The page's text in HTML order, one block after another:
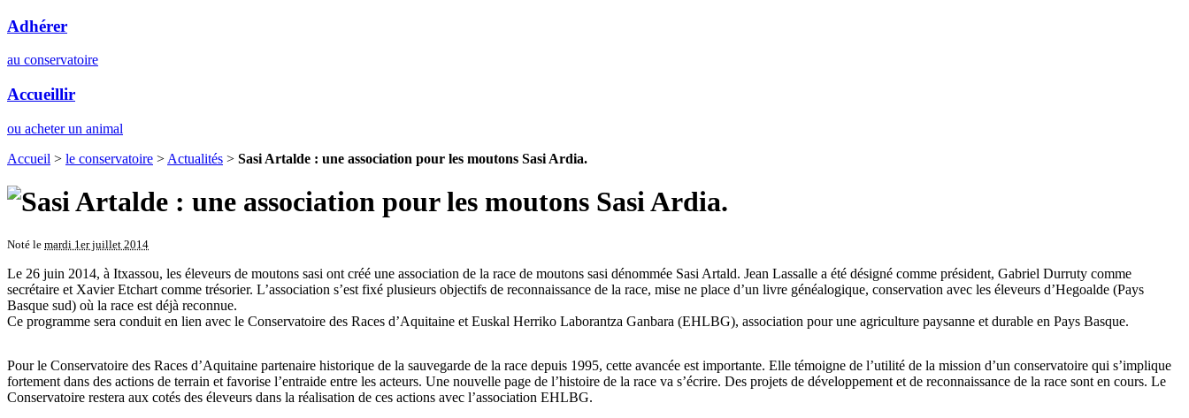
Adhérer
au conservatoire
Accueillir
ou acheter un animal
Accueil > le conservatoire > Actualités > Sasi Artalde : une association pour les moutons Sasi Ardia.
Noté le mardi 1er juillet 2014
Le 26 juin 2014, à Itxassou, les éleveurs de moutons sasi ont créé une association de la race de moutons sasi dénommée Sasi Artald. Jean Lassalle a été désigné comme président, Gabriel Durruty comme
secrétaire et Xavier Etchart comme trésorier. L’association s’est fixé plusieurs objectifs de reconnaissance de la race, mise ne place d’un livre généalogique, conservation avec les éleveurs d’Hegoalde (Pays
Basque sud) où la race est déjà reconnue.
Ce programme sera conduit en lien avec le Conservatoire des Races d’Aquitaine et Euskal Herriko Laborantza Ganbara (EHLBG), association pour une agriculture paysanne et durable en Pays Basque.
Pour le Conservatoire des Races d’Aquitaine partenaire historique de la sauvegarde de la race depuis 1995, cette avancée est importante. Elle témoigne de l’utilité de la mission d’un conservatoire qui s’implique
fortement dans des actions de terrain et favorise l’entraide entre les acteurs. Une nouvelle page de l’histoire de la race va s’écrire. Des projets de développement et de reconnaissance de la race sont en cours. Le
Conservatoire restera aux cotés des éleveurs dans la réalisation de ces actions avec l’association EHLBG.